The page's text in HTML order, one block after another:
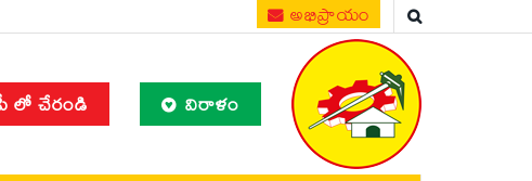
అభిప్రాయం
లో చేరండి విరాళం